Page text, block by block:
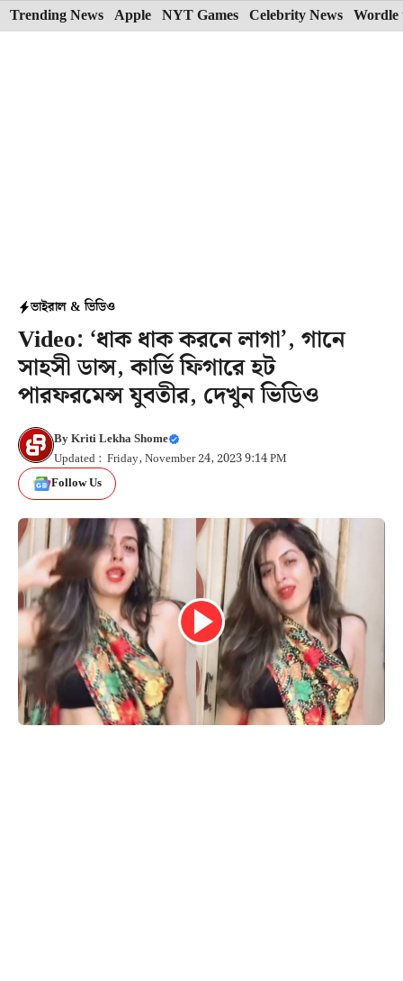
Skip
to
Trending News Apple NYT Games Celebrity News Wordle
ভাইরাল & ভিডিও
Video: ‘ধাক ধাক করনে লাগা’, গানে
সাহসী ডান্স, কার্ভি ফিগারে হট
পারফরমেন্স যুবতীর, দেখুন ভিডিও
ByKriti Lekha Shome
Updated : Friday, November 24, 2023 9:14 PM
Follow Us